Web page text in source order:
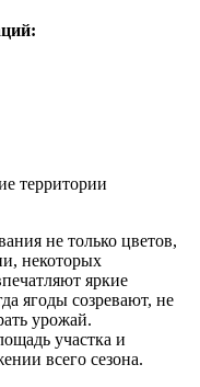
не только цветов,
некоторых
яркие
ягоды созревают, не
урожай.
участка и
всего сезона.